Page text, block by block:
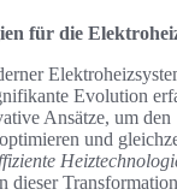
für die
Evolution
Ansätze, um den
und
dieser